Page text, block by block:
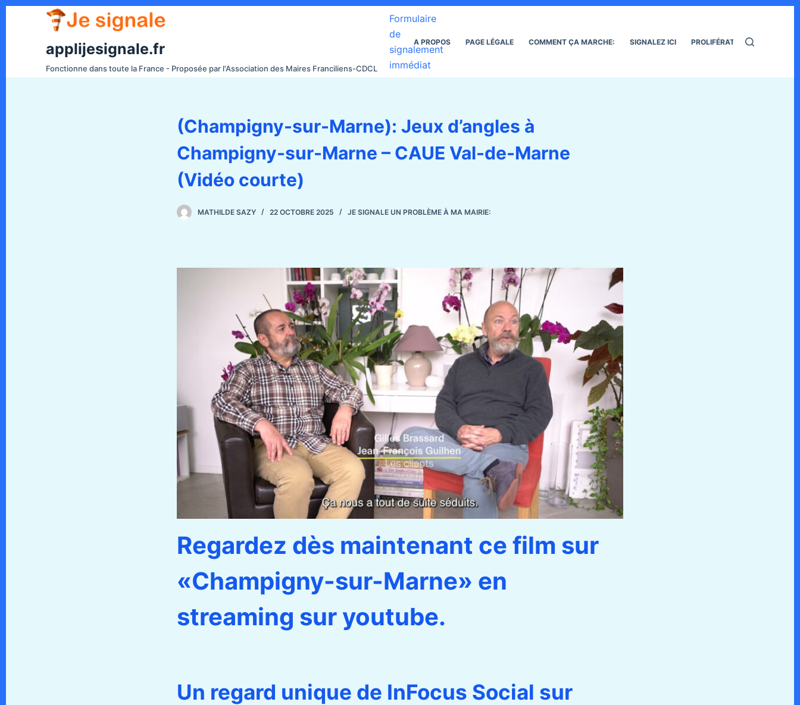
e
applijesignale.fr
Fonctionne dans toute la France - Proposée par l'Association des Maires Franciliens-CDCL
Formulaire
de
signalement
immédiat
A PROPOS PAGE LÉGALE COMMENT ÇA MARCHE: SIGNALEZ ICI PROLIFÉRATION DES RATS
(Champigny-sur-Marne): Jeux d’angles à
Champigny-sur-Marne – CAUE Val-de-Marne
(Vidéo courte)
MATHILDE SAZY 22 OCTOBRE 2025 JE SIGNALE UN PROBLÈME À MA MAIRIE:
Regardez dès maintenant ce film sur
«Champigny-sur-Marne» en
streaming sur youtube.
Un regard unique de InFocus Social sur